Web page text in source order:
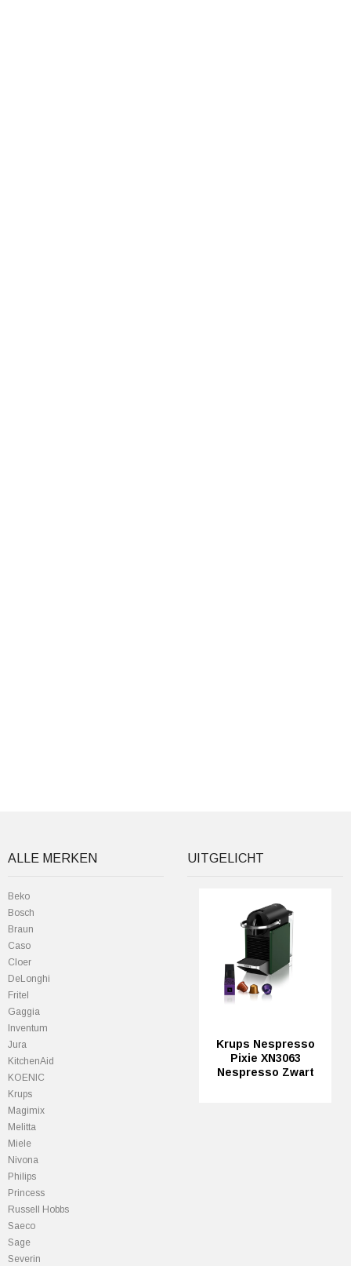
ALLE MERKEN
Beko
Bosch
Braun
Caso
Cloer
DeLonghi
Fritel
Gaggia
Inventum
Jura
KitchenAid
KOENIC
Krups
Magimix
Melitta
Miele
Nivona
Philips
Princess
Russell Hobbs
Saeco
Sage
Severin
UITGELICHT
Krups Nespresso
Pixie XN3063
Nespresso Zwart